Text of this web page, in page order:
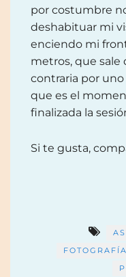
por costumbre
deshabituar mi
enciendo mi
metros, que sale
contraria por uno
que es el
finalizada la
Si te gusta,